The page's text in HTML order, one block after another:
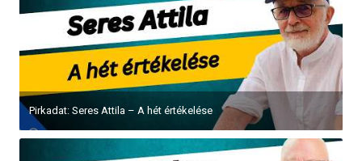
Pirkadat: Seres Attila – A hét értékelése